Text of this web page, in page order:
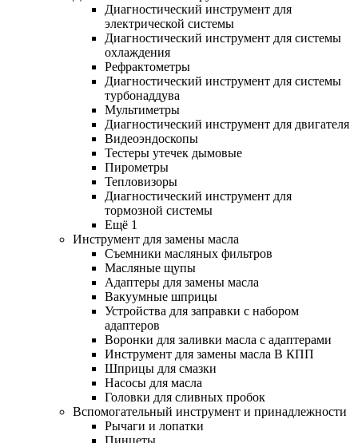
Диагностический инструмент для
электрической системы
Диагностический инструмент для системы
охлаждения
Рефрактометры
Диагностический инструмент для системы
турбонаддува
Мультиметры
Диагностический инструмент для двигателя
Видеоэндоскопы
Тестеры утечек дымовые
Пирометры
Тепловизоры
Диагностический инструмент для
тормозной системы
Ещё 1
Инструмент для замены масла
Съемники масляных фильтров
Масляные щупы
Адаптеры для замены масла
Вакуумные шприцы
Устройства для заправки с набором
адаптеров
Воронки для заливки масла с адаптерами
Инструмент для замены масла В КПП
Шприцы для смазки
Насосы для масла
Головки для сливных пробок
Вспомогательный инструмент и принадлежности
Рычаги и лопатки